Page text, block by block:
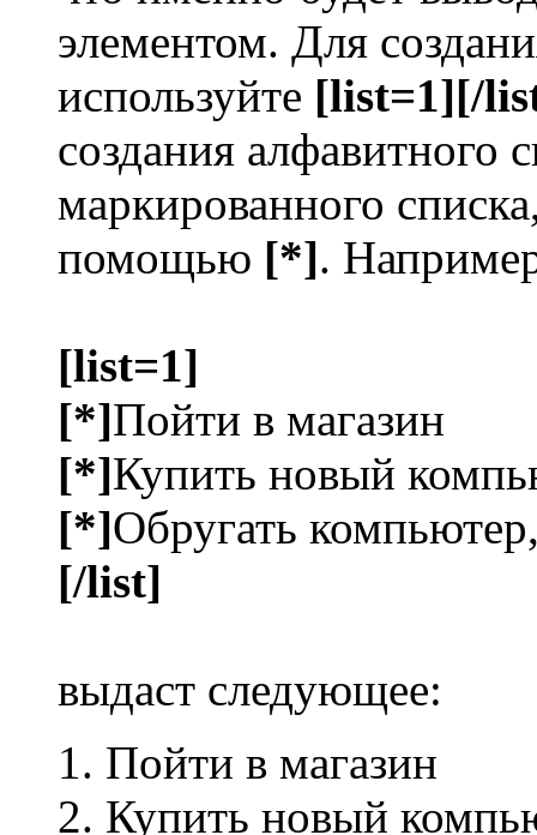
элементом. Для
используйте [list=1][/
создания алфавитного
маркированного
помощью [*].
[list=1]
[*]Пойти в магазин
[*]Купить новый
[*]Обругать
[/list]
выдаст следующее:
Пойти в магазин
Купить новый